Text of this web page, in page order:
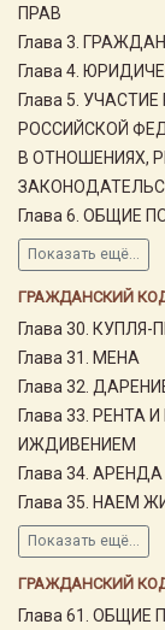
ПРАВ
Глава 3.
Глава 4.
Глава 5.
РОССИЙСКОЙ
В ОТНОШЕНИЯХ,
Глава 6. ОБЩИЕ
Показать ещё...
ГРАЖДАНСКИЙ
Глава 30.
Глава 31. МЕНА
Глава 32.
Глава 33.
ИЖДИВЕНИЕМ
Глава 34. АРЕНДА
Глава 35. НАЕМ
Показать ещё...
ГРАЖДАНСКИЙ
Глава 61.